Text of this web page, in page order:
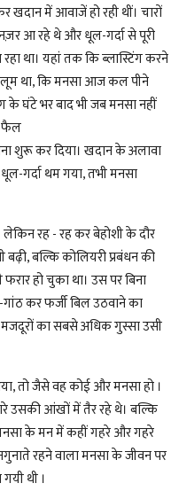
खदान में आवाजें हो रही थीं। चारों
आ रहे थे और धूल-गर्दा से पूरी
था। यहां तक कि ब्लास्टिंग करने
था, कि मनसा आज कल पीने
के घंटे भर बाद भी जब मनसा नहीं
फैल
शुरू कर दिया। खदान के अलावा
गर्दा थम गया, तभी मनसा
रह - रह कर बेहोशी के दौर
बढ़ी, बल्कि कोलियरी प्रबंधन की
हो चुका था। उस पर बिना
कर फर्जी बिल उठवाने का
का सबसे अधिक गुस्सा उसी
तो जैसे वह कोई और मनसा हो ।
उसकी आंखों में तैर रहे थे। बल्कि
के मन में कहीं गहरे और गहरे
रहने वाला मनसा के जीवन पर
थी ।